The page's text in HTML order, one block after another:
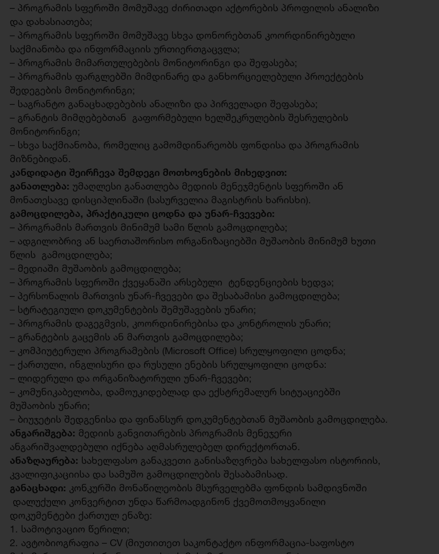
– პროგრამის სფეროში მომუშავე ძირითადი აქტორების პროფილის ანალიზი
და დახასიათება;
– პროგრამის სფეროში მომუშავე სხვა დონორებთან კოორდინირებული
საქმიანობა და ინფორმაციის ურთიერთგაცვლა;
– პროგრამის მიმართულებების მონიტორინგი და შეფასება;
– პროგრამის ფარგლებში მიმდინარე და განხორციელებული პროექტების
შედეგების მონიტორინგი;
– საგრანტო განაცხადებების ანალიზი და პირველადი შეფასება;
– გრანტის მიმღებებთან გაფორმებული ხელშეკრულების შესრულების
მონიტორინგი;
– სხვა საქმიანობა, რომელიც გამომდინარეობს ფონდისა და პროგრამის
მიზნებიდან.
კანდიდატი შეირჩევა შემდეგი მოთხოვნების მიხედვით:
განათლება: უმაღლესი განათლება მედიის მენეჯმენტის სფეროში ან
მონათესავე დისციპლინაში (სასურველია მაგისტრის ხარისხი).
გამოცდილება, პრაქტიკული ცოდნა და უნარ-ჩვევები:
– პროგრამის მართვის მინიმუმ სამი წლის გამოცდილება;
– ადგილობრივ ან საერთაშორისო ორგანიზაციებში მუშაობის მინიმუმ ხუთი
წლის გამოცდილება;
– მედიაში მუშაობის გამოცდილება;
– პროგრამის სფეროში ქვეყანაში არსებული ტენდენციების ხედვა;
– პერსონალის მართვის უნარ-ჩვევები და შესაბამისი გამოცდილება;
– სტრატეგიული დოკუმენტების შემუშავების უნარი;
– პროგრამის დაგეგმვის, კოორდინირებისა და კონტროლის უნარი;
– გრანტების გაცემის ან მართვის გამოცდილება;
– კომპიუტერული პროგრამების (Microsoft Office) სრულყოფილი ცოდნა;
– ქართული, ინგლისური და რუსული ენების სრულყოფილი ცოდნა:
– ლიდერული და ორგანიზატორული უნარ-ჩვევები;
– კომუნიკაბელობა, დამოუკიდებლად და ექსტრემალურ სიტუაციებში
მუშაობის უნარი;
– ბიუჯეტის შედგენისა და ფინანსურ დოკუმენტებთან მუშაობის გამოცდილება.
ანგარიშგება: მედიის განვითარების პროგრამის მენეჯერი
ანგარიშვალდებული იქნება აღმასრულებელ დირექტორთან.
ანაზღაურება: სახელფასო განაკვეთი განისაზღვრება სახელფასო ისტორიის,
კვალიფიკაციისა და სამუშო გამოცდილების შესაბამისად.
განაცხადი: კონკურში მონაწილეობის მსურველებმა ფონდის სამდივნოში
დალუქული კონვერტით უნდა წარმოადგინონ ქვემოთმოყვანილი
დოკუმენტები ქართულ ენაზე:
1. სამოტივაციო წერილი;
2. ავტობიოგრაფია – CV (მიუთითეთ საკონტაქტო ინფორმაცია-საფოსტო